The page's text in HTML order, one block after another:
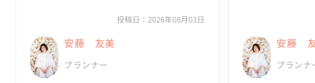
ったことを、安藤さんは「何として...
投稿日：2026年08月03日
安藤 友美
プランナー
新郎・新婦に招待
の、ほと...
安藤
プランナ